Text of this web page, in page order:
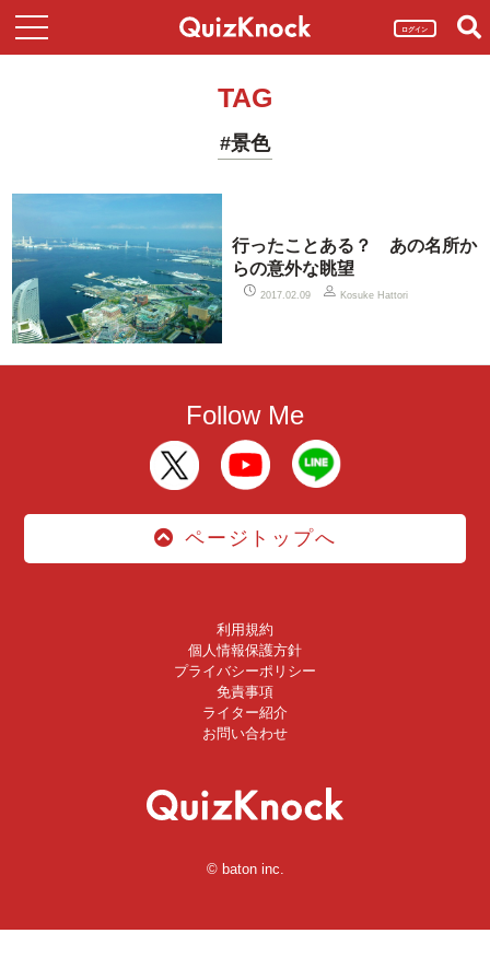
ログイン
TAG
#景色
行ったことある？ あの名所か
らの意外な眺望
2017.02.09 Kosuke Hattori
Follow Me
ページトップへ
利用規約
個人情報保護方針
プライバシーポリシー
免責事項
ライター紹介
お問い合わせ
© baton inc.